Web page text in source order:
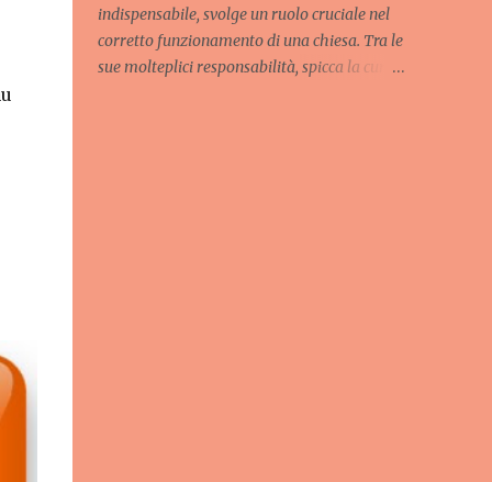
indispensabile, svolge un ruolo cruciale nel
corretto funzionamento di una chiesa. Tra le
sue molteplici responsabilità, spicca la cura e